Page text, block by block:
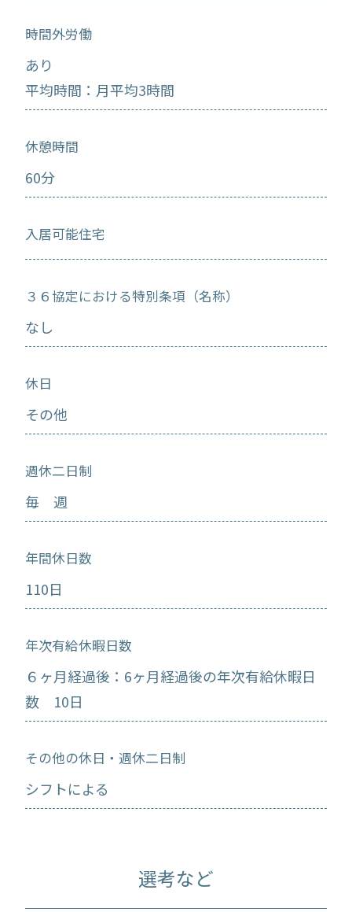
時間外労働
あり
平均時間：月平均3時間
休憩時間
60分
入居可能住宅
３６協定における特別条項（名称）
なし
休日
その他
週休二日制
毎 週
年間休日数
110日
年次有給休暇日数
６ヶ月経過後：6ヶ月経過後の年次有給休暇日
数 10日
その他の休日・週休二日制
シフトによる
選考など